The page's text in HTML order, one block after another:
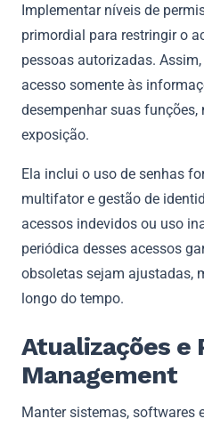
Implementar níveis de
primordial para restringir o
pessoas autorizadas.
acesso somente às
desempenhar suas
exposição.
Ela inclui o uso de senhas
multifator e gestão de
acessos indevidos ou uso
periódica desses acessos
obsoletas sejam ajustadas,
longo do tempo.
Atualizações e
Management
Manter sistemas, softwares